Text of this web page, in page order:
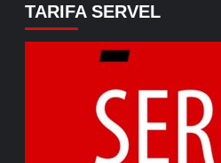
TARIFA SERVEL